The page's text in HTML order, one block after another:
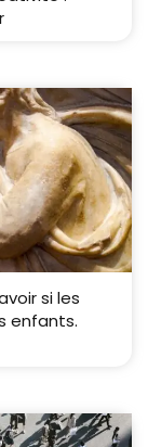
si les
enfants.